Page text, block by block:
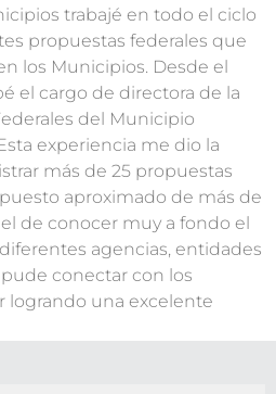
trabajé en todo el ciclo
propuestas federales que
los Municipios. Desde el
el cargo de directora de la
del Municipio
experiencia me dio la
más de 25 propuestas
aproximado de más de
de conocer muy a fondo el
agencias, entidades
conectar con los
logrando una excelente